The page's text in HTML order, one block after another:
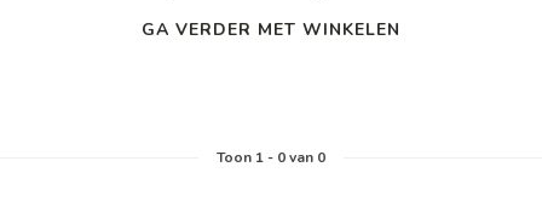
GA VERDER MET WINKELEN
Toon 1- 0van 0